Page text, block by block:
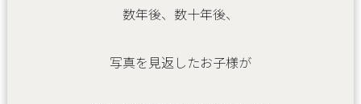
数年後、数十年後、
写真を見返したお子様が